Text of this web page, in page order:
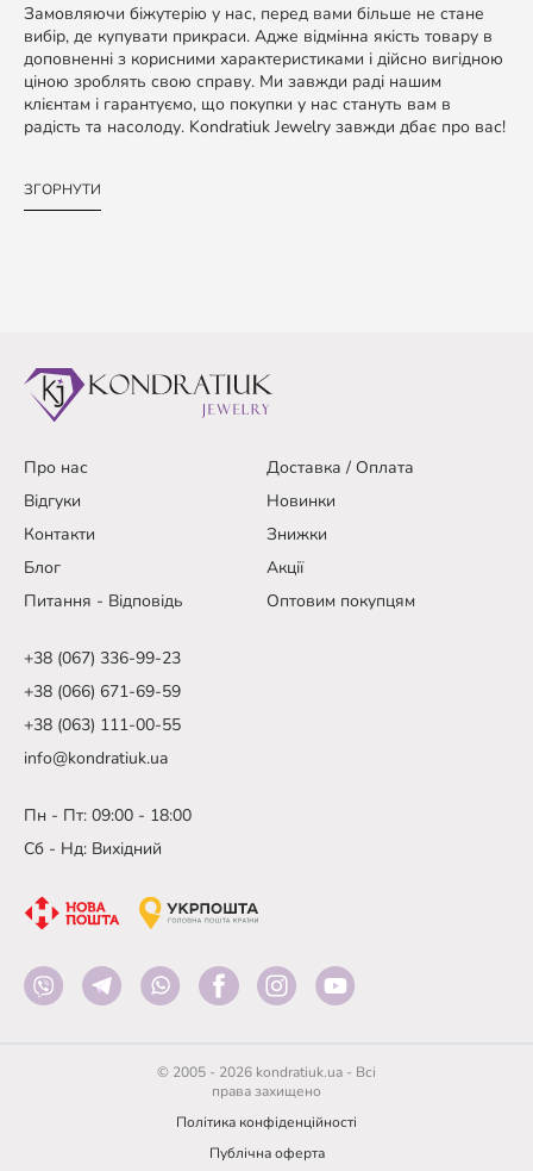
Замовляючи біжутерію у нас, перед вами більше не стане
вибір, де купувати прикраси. Адже відмінна якість товару в
доповненні з корисними характеристиками і дійсно вигідною
ціною зроблять свою справу. Ми завжди раді нашим
клієнтам і гарантуємо, що покупки у нас стануть вам в
радість та насолоду. Kondratiuk Jewelry завжди дбає про вас!
ЗГОРНУТИ
Про нас
Доставка / Оплата
Відгуки
Новинки
Контакти
Знижки
Блог
Акції
Питання - Відповідь
Оптовим покупцям
+38 (067) 336-99-23
+38 (066) 671-69-59
+38 (063) 111-00-55
info@kondratiuk.ua
Пн - Пт: 09:00 - 18:00
Сб - Нд: Вихідний
© 2005 - 2026 kondratiuk.ua - Всі
права захищено
Політика конфіденційності
Публічна оферта